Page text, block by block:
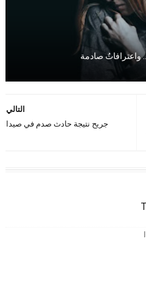
واعترافاتٌ صادمة
التالي
جريح نتيجة حادث صدم في صيدا